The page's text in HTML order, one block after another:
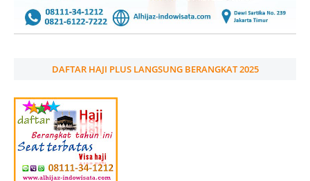
DAFTAR HAJI PLUS LANGSUNG BERANGKAT 2025